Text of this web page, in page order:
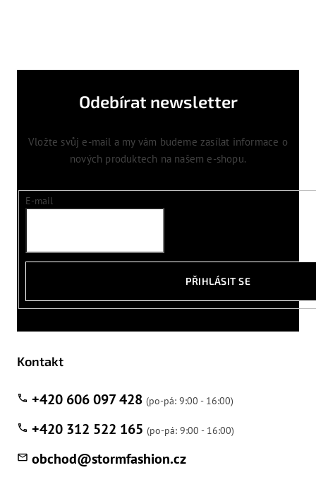
Odebírat newsletter
Vložte svůj e-mail a my vám budeme zasílat informace o
nových produktech na našem e-shopu.
E-mail
PŘIHLÁSIT SE
Kontakt
obchod@stormfashion.cz
+420 606 097 428
+420 312 522 165